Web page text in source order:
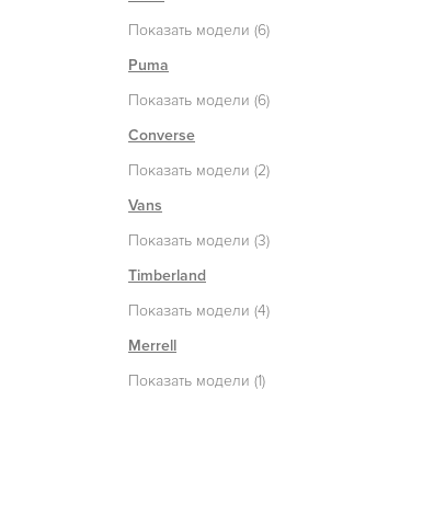
Показать модели (6)
Puma
Показать модели (6)
Converse
Показать модели (2)
Vans
Показать модели (3)
Timberland
Показать модели (4)
Merrell
Показать модели (1)